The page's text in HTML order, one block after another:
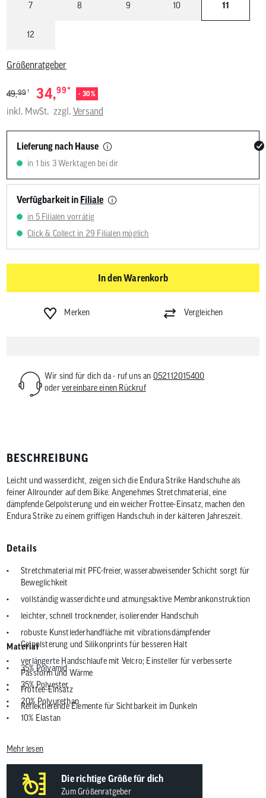
7 8 9 10 11
12
Größenratgeber
49,99 1 34,99* - 30%
inkl. MwSt. zzgl. Versand
Lieferung nach Hause
in 1 bis 3 Werktagen bei dir
Verfügbarkeit in Filiale
in 5 Filialen vorrätig
Click & Collect in 29 Filialen möglich
In den Warenkorb
Merken Vergleichen
Wir sind für dich da - ruf uns an 052112015400
odervereinbare einen Rückruf
BESCHREIBUNG
Leicht und wasserdicht, zeigen sich die Endura Strike Handschuhe als
feiner Allrounder auf dem Bike. Angenehmes Stretchmaterial, eine
dämpfende Gelpolsterung und ein weicher Frottee-Einsatz, machen den
Endura Strike zu einem griffigen Handschuh in der kälteren Jahreszeit.
Details
Stretchmaterial mit PFC-freier, wasserabweisender Schicht sorgt für
Beweglichkeit
vollständig wasserdichte und atmungsaktive Membrankonstruktion
leichter, schnell trocknender, isolierender Handschuh
robuste Kunstlederhandfläche mit vibrationsdämpfender
Gelpolsterung und Silikonprints für besseren Halt
verlängerte Handschlaufe mit Velcro; Einsteller für verbesserte
Passform und Wärme
Frottee-Einsatz
Reflektierende Elemente für Sichtbarkeit im Dunkeln
Material
35% Polyamid
35% Polyester
20% Polyurethan
10% Elastan
Mehr lesen
Die richtige Größe für dich
Zum Größenratgeber